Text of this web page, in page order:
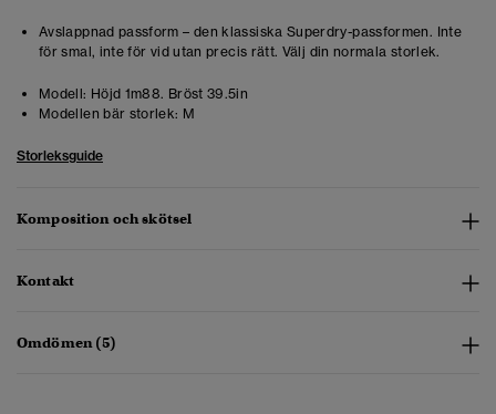
Avslappnad passform – den klassiska Superdry-passformen. Inte
för smal, inte för vid utan precis rätt. Välj din normala storlek.
Modell: Höjd 1m88. Bröst 39.5in
Modellen bär storlek: M
Storleksguide
Komposition och skötsel
Kontakt
Omdömen (5)